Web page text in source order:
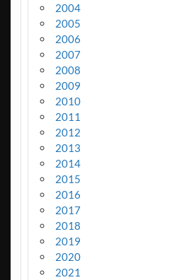
2004
2005
2006
2007
2008
2009
2010
2011
2012
2013
2014
2015
2016
2017
2018
2019
2020
2021